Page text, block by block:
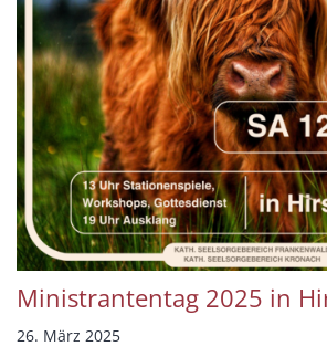
Ministrantentag 2025 in
26. März 2025